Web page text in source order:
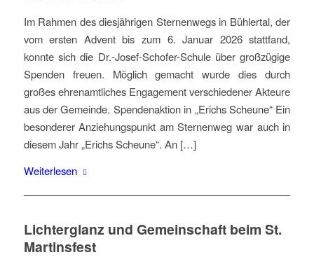
Im Rahmen des diesjährigen Sternenwegs in Bühlertal, der
vom ersten Advent bis zum 6. Januar 2026 stattfand,
konnte sich die Dr.-Josef-Schofer-Schule über großzügige
Spenden freuen. Möglich gemacht wurde dies durch
großes ehrenamtliches Engagement verschiedener Akteure
aus der Gemeinde. Spendenaktion in „Erichs Scheune“ Ein
besonderer Anziehungspunkt am Sternenweg war auch in
diesem Jahr „Erichs Scheune“. An […]
Weiterlesen
Lichterglanz und Gemeinschaft beim St.
Martinsfest